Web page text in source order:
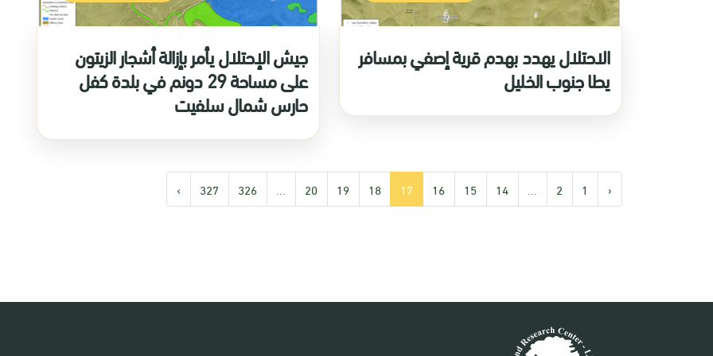
الاحتلال يهدد بهدم قرية إصفي بمسافر
يطا جنوب الخليل
جيش الإحتلال يأمر بإزالة أشجار الزيتون
على مساحة 29 دونم في بلدة كفل
حارس شمال سلفيت
‹
1
2
...
14
15
16
17
18
19
20
...
326
327
›